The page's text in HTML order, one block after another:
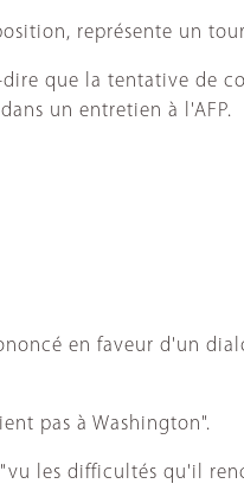
représente un
que la tentative de
un entretien à l'AFP.
en faveur d'un
pas à Washington".
les difficultés qu'il